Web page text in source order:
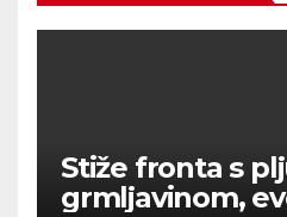
Stiže fronta s
grmljavinom,